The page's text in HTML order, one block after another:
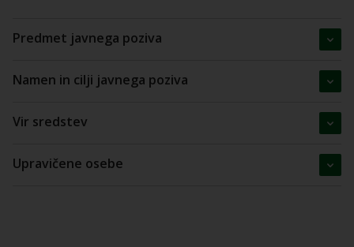
Predmet javnega poziva
Namen in cilji javnega poziva
Vir sredstev
Upravičene osebe